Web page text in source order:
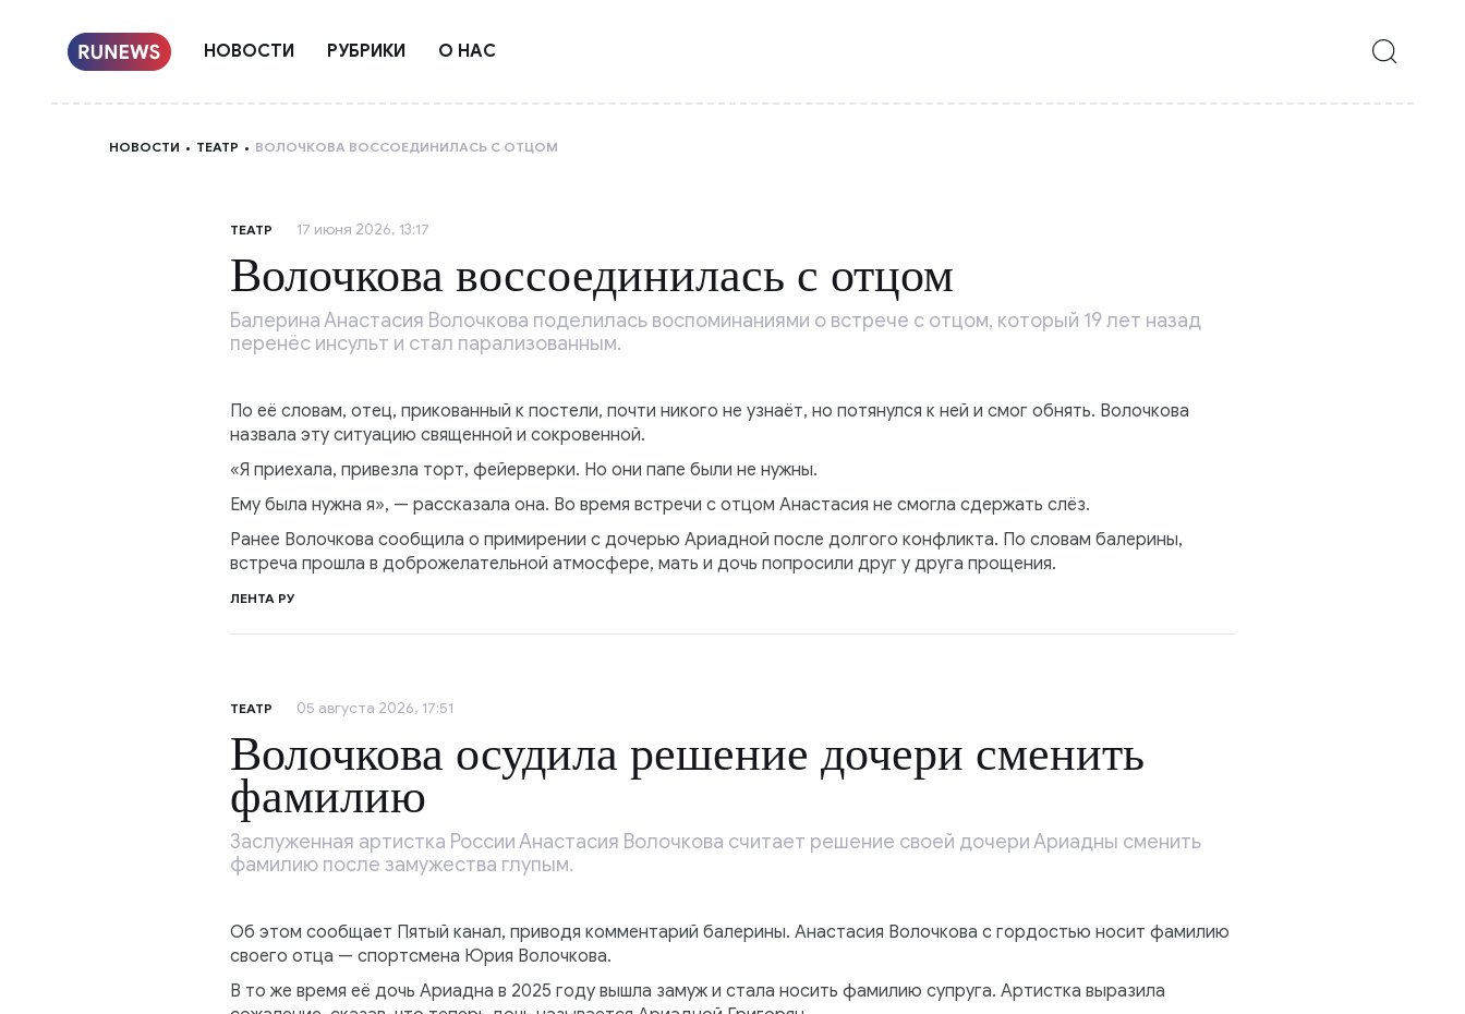
НОВОСТИ РУБРИКИ О НАС
НОВОСТИ ТЕАТР ВОЛОЧКОВА ВОССОЕДИНИЛАСЬ С ОТЦОМ
ТЕАТР 17 июня 2026, 13:17
Волочкова воссоединилась с отцом
Балерина Анастасия Волочкова поделилась воспоминаниями о встрече с отцом, который 19 лет назад
перенёс инсульт и стал парализованным.
По её словам, отец, прикованный к постели, почти никого не узнаёт, но потянулся к ней и смог обнять. Волочкова
назвала эту ситуацию священной и сокровенной.
«Я приехала, привезла торт, фейерверки. Но они папе были не нужны.
Ему была нужна я», — рассказала она. Во время встречи с отцом Анастасия не смогла сдержать слёз.
Ранее Волочкова сообщила о примирении с дочерью Ариадной после долгого конфликта. По словам балерины,
встреча прошла в доброжелательной атмосфере, мать и дочь попросили друг у друга прощения.
ЛЕНТА РУ
ТЕАТР 05 августа 2026, 17:51
Волочкова осудила решение дочери сменить
фамилию
Заслуженная артистка России Анастасия Волочкова считает решение своей дочери Ариадны сменить
фамилию после замужества глупым.
Об этом сообщает Пятый канал, приводя комментарий балерины. Анастасия Волочкова с гордостью носит фамилию
своего отца — спортсмена Юрия Волочкова.
В то же время её дочь Ариадна в 2025 году вышла замуж и стала носить фамилию супруга. Артистка выразила